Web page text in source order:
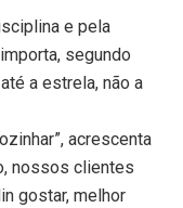
e pela
segundo
a estrela, não a
acrescenta
nossos clientes
gostar, melhor